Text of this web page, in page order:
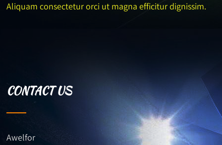
Aliquam consectetur orci ut magna efficitur dignissim.
CONTACT US
Awelfor